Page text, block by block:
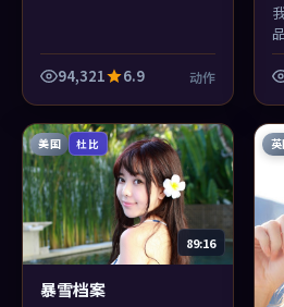
94,321 6.9 动作
美国 杜比
89:16
暴雪档案